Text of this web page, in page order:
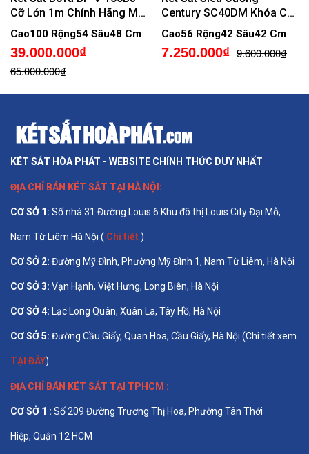
Cỡ Lớn 1m Chính Hãng Mở
5 Chế Độ Vân Tay Gửi Cảnh
Báo Trộm Về Điện Thoại
Cao100 Rộng54 Sâu48 Cm
39.000.000₫
65.000.000₫
Century SC40DM Khóa Cơ
Đổi Mã
Cao56 Rộng42 Sâu42 Cm
7.250.000₫ 9.600.000₫
KÉT SẮT HÒA PHÁT - WEBSITE CHÍNH THỨC DUY NHẤT
ĐỊA CHỈ BÁN KÉT SẮT TẠI HÀ NỘI :
CƠ SỞ 1: Số nhà 31 Đường Louis 6 Khu đô thị Louis City Đại Mỗ,
Nam Từ Liêm Hà Nội ( Chi tiết)
CƠ SỞ 2: Đường Mỹ Đình, Phường Mỹ Đình 1, Nam Từ Liêm, Hà Nội
CƠ SỞ 3: Vạn Hạnh, Việt Hưng, Long Biên, Hà Nội
CƠ SỞ 4: Lạc Long Quân, Xuân La, Tây Hồ, Hà Nội
CƠ SỞ 5: Đường Cầu Giấy, Quan Hoa, Cầu Giấy, Hà Nội (Chi tiết xem
TẠI ĐÂY)
ĐỊA CHỈ BÁN KÉT SẮT TẠI TPHCM :
CƠ SỞ 1 : Số 209 Đường Trương Thị Hoa, Phường Tân Thới
Hiệp, Quận 12 HCM